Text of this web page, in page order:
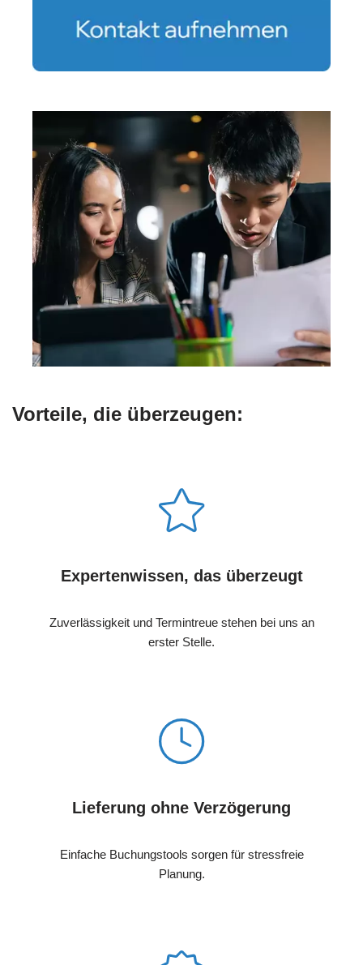
Vorteile, die überzeugen:
Expertenwissen, das überzeugt
Zuverlässigkeit und Termintreue stehen bei uns an
erster Stelle.
Lieferung ohne Verzögerung
Einfache Buchungstools sorgen für stressfreie
Planung.